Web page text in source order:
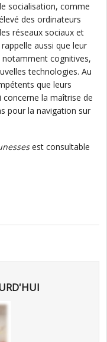
socialisation, comme
des ordinateurs
réseaux sociaux et
aussi que leur
cognitives,
technologies. Au
que leurs
concerne la maîtrise de
pour la navigation sur
est consultable